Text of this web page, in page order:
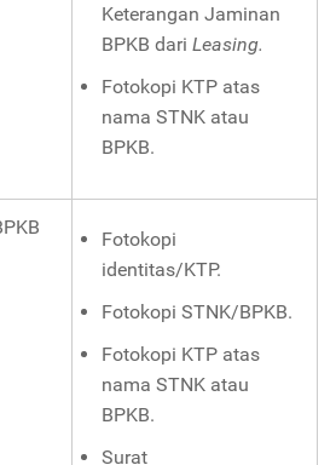
Keterangan Jaminan
BPKB dari Leasing.
Fotokopi KTP atas
nama STNK atau
BPKB.
Fotokopi
identitas/KTP.
Fotokopi STNK/BPKB.
Fotokopi KTP atas
nama STNK atau
BPKB.
Surat